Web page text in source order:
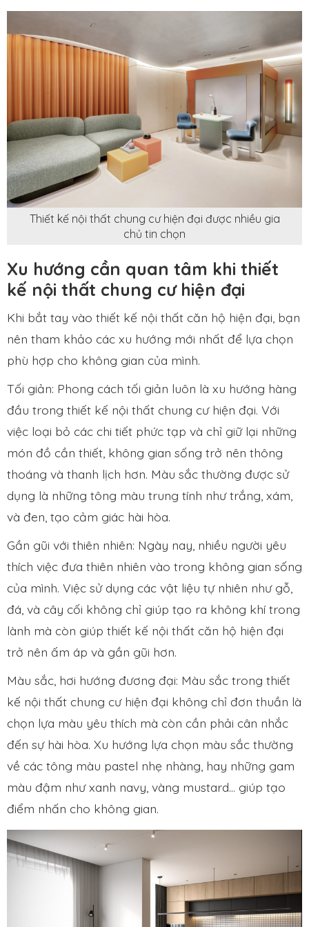
Thiết kế nội thất chung cư hiện đại được nhiều gia
chủ tin chọn
Xu hướng cần quan tâm khi thiết
kế nội thất chung cư hiện đại
Khi bắt tay vào thiết kế nội thất căn hộ hiện đại, bạn
nên tham khảo các xu hướng mới nhất để lựa chọn
phù hợp cho không gian của mình.
Tối giản: Phong cách tối giản luôn là xu hướng hàng
đầu trong thiết kế nội thất chung cư hiện đại. Với
việc loại bỏ các chi tiết phức tạp và chỉ giữ lại những
món đồ cần thiết, không gian sống trở nên thông
thoáng và thanh lịch hơn. Màu sắc thường được sử
dụng là những tông màu trung tính như trắng, xám,
và đen, tạo cảm giác hài hòa.
Gần gũi với thiên nhiên: Ngày nay, nhiều người yêu
thích việc đưa thiên nhiên vào trong không gian sống
của mình. Việc sử dụng các vật liệu tự nhiên như gỗ,
đá, và cây cối không chỉ giúp tạo ra không khí trong
lành mà còn giúp thiết kế nội thất căn hộ hiện đại
trở nên ấm áp và gần gũi hơn.
Màu sắc, hơi hướng đương đại: Màu sắc trong thiết
kế nội thất chung cư hiện đại không chỉ đơn thuần là
chọn lựa màu yêu thích mà còn cần phải cân nhắc
đến sự hài hòa. Xu hướng lựa chọn màu sắc thường
về các tông màu pastel nhẹ nhàng, hay những gam
màu đậm như xanh navy, vàng mustard… giúp tạo
điểm nhấn cho không gian.